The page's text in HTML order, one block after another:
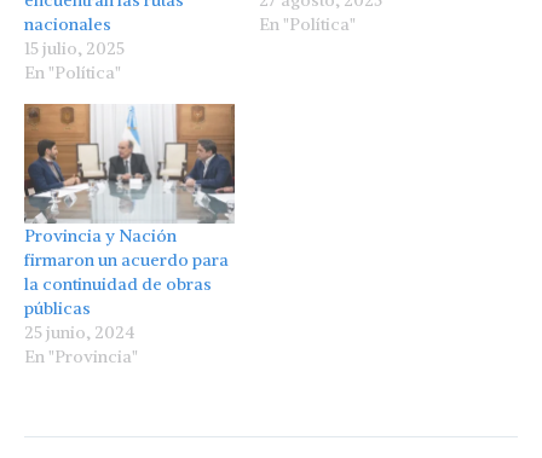
nacionales
15 julio, 2025
En "Política"
En "Política"
Provincia y Nación
firmaron un acuerdo para
la continuidad de obras
públicas
25 junio, 2024
En "Provincia"